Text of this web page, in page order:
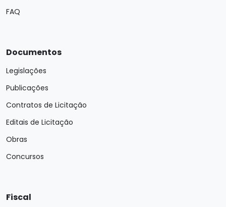
FAQ
Documentos
Legislações
Publicações
Contratos de Licitação
Editais de Licitação
Obras
Concursos
Fiscal